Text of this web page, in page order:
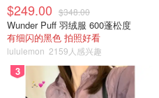
$249.00 $348.00
Wunder Puff 羽绒服 600蓬松度
有细闪的黑色 拍照好看
lululemon 2159人感兴趣
3